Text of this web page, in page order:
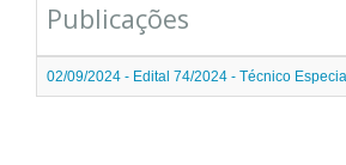
Publicações
02/09/2024 - Edital 74/2024 - Técnico